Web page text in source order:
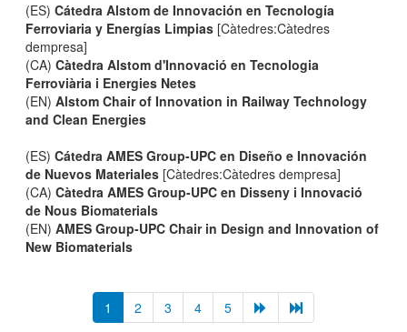
(ES)Cátedra Alstom de Innovación en Tecnología
Ferroviaria y Energías Limpias [Càtedres:Càtedres
dempresa]
(CA)Càtedra Alstom d'Innovació en Tecnologia
Ferroviària i Energies Netes
(EN)Alstom Chair of Innovation in Railway Technology
and Clean Energies
(ES)Cátedra AMES Group-UPC en Diseño e Innovación
de Nuevos Materiales [Càtedres:Càtedres dempresa]
(CA)Càtedra AMES Group-UPC en Disseny i Innovació
de Nous Biomaterials
(EN)AMES Group-UPC Chair in Design and Innovation of
New Biomaterials
1 2 3 4 5